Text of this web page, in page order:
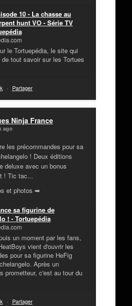
10 - La chasse au
hunt VO - Série TV
le Tortuepédia, le site qui
tout savoir sur les Tortues
· Partager
Ninja France
ago
les précommandes pour sa
! Deux éditions
deluxe avec un bonus
! Tic tac...
et photos ➡
sa figurine de
! - Tortuepédia
un moment par les fans,
vient d'ouvrir les
pour sa figurine HeFig
Après un
prometteur, c'est au tour du
· Partager